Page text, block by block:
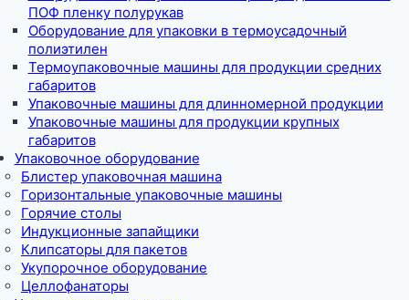
ПОФ пленку полурукав
Оборудование для упаковки в термоусадочный
полиэтилен
Термоупаковочные машины для продукции средних
габаритов
Упаковочные машины для длинномерной продукции
Упаковочные машины для продукции крупных
габаритов
Упаковочное оборудование
Блистер упаковочная машина
Горизонтальные упаковочные машины
Горячие столы
Индукционные запайщики
Клипсаторы для пакетов
Укупорочное оборудование
Целлофанаторы